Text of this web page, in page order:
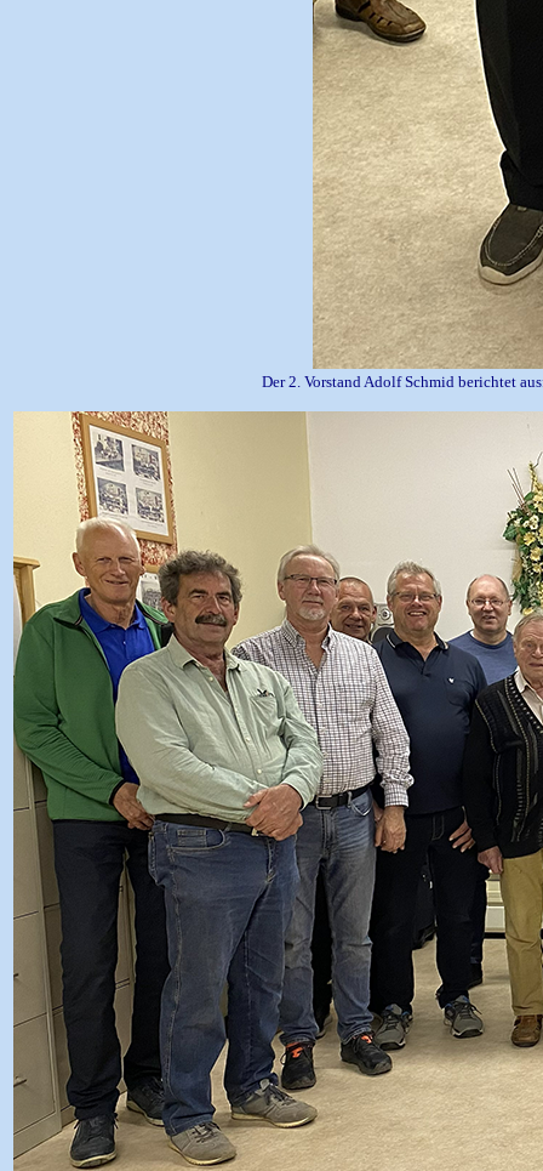
Der 2. Vorstand Adolf Schmid berichtet